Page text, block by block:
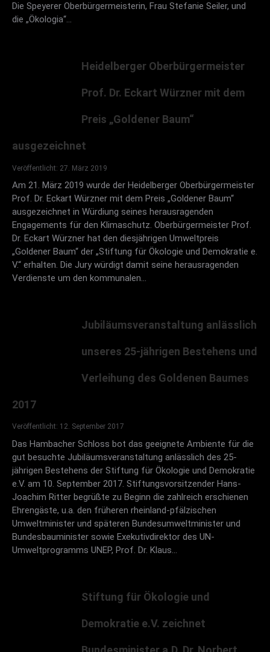
Die Speyerer Oberbürgermeisterin, Frau Stefanie Seiler, und
die „Ökologia“…
Heidelberger Oberbürgermeister
Prof. Dr. Eckart Würzner mit dem
Preis „Goldener Baum“
ausgezeichnet
Veröffentlicht: 27. März 2019
Am 21. März 2019 wurde der Heidelberger Oberbürgermeister
Prof. Dr. Eckart Würzner mit dem Preis „Goldener Baum“
ausgezeichnet in Würdiung seines herausragenden
Engagements für den Klimaschutz. Oberbürgermeister Prof.
Dr. Eckart Würzner hat den diesjährigen Umweltpreis
„Goldener Baum“ der „Stiftung für Ökologie und Demokratie e.
V.“ erhalten. Die Jury würdigt damit seine herausragenden
Verdienste um den kommunalen…
Jubiläumsveranstaltung anlässlich
unseres 25-jährigen Bestehens und
Verleihung des Goldenen Baumes
2017
Veröffentlicht: 12. September 2017
Das Hambacher Schloss bot das geeignete Ambiente für die
gut besuchte Jubiläumsveranstaltung anlässlich des 25-
jährigen Bestehens der Stiftung für Ökologie und Demokratie
e.V. am 10. September 2017. Stiftungsvorsitzender Hans-
Joachim Ritter begrüßte zu Beginn die zahlreich erschienen
Ehrengäste, u.a. den früheren rheinland-pfälzischen
Umweltminister und späteren Bundesumweltminister und
Bundesbauminister sowie Exekutivdirektor des UN-
Umweltprogramms UNEP, Prof. Dr. Klaus…
Stiftung für Ökologie und
Demokratie e.V. zeichnet